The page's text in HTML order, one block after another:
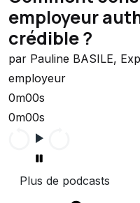
employeur
crédible ?
par Pauline BASILE,
employeur
0m00s
0m00s
Plus de podcasts